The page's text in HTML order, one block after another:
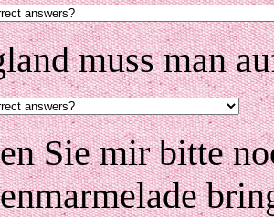
muss man
Sie mir bitte